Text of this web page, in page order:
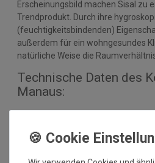
Erscheinungsbild machen Sisal zu
Trendprodukt. Durch ihre
(feuchtigkeitsbindenden)
außerdem für ein wohngesundes
natürliche Weise die
Technische Daten des
Manaus:
Optik: Bouclé